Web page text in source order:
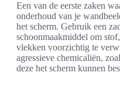
Een van de eerste zaken
onderhoud van je
het scherm. Gebruik een
schoonmaakmiddel om
vlekken voorzichtig te
agressieve chemicaliën,
deze het scherm kunnen